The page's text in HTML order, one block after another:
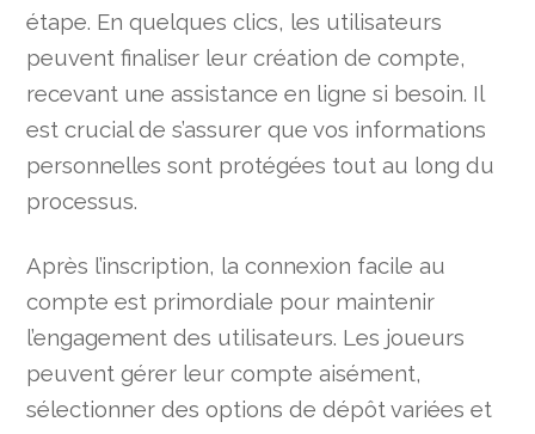
étape. En quelques clics, les utilisateurs
peuvent finaliser leur création de compte,
recevant une assistance en ligne si besoin. Il
est crucial de s’assurer que vos informations
personnelles sont protégées tout au long du
processus.
Après l’inscription, la connexion facile au
compte est primordiale pour maintenir
l’engagement des utilisateurs. Les joueurs
peuvent gérer leur compte aisément,
sélectionner des options de dépôt variées et